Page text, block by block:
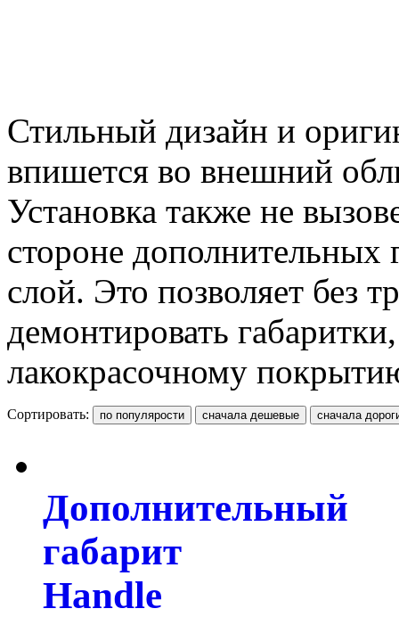
Стильный дизайн и
впишется во внешний
Установка также не
стороне дополнительных
слой. Это позволяет без
демонтировать
лакокрасочному
Сортировать:
Дополнительный
габарит
Handle